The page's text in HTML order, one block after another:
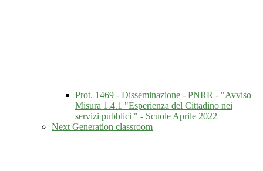
Prot. 1469 - Disseminazione - PNRR - "Avviso
Misura 1.4.1 "Esperienza del Cittadino nei
servizi pubblici " - Scuole Aprile 2022
Next Generation classroom